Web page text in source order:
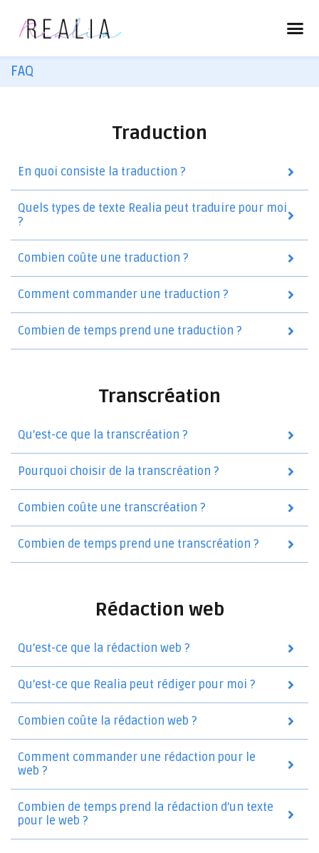
FAQ
Traduction
En quoi consiste la traduction ?
Quels types de texte Realia peut traduire pour moi
?
Combien coûte une traduction ?
Comment commander une traduction ?
Combien de temps prend une traduction ?
Transcréation
Qu’est-ce que la transcréation ?
Pourquoi choisir de la transcréation ?
Combien coûte une transcréation ?
Combien de temps prend une transcréation ?
Rédaction web
Qu’est-ce que la rédaction web ?
Qu’est-ce que Realia peut rédiger pour moi ?
Combien coûte la rédaction web ?
Comment commander une rédaction pour le
web ?
Combien de temps prend la rédaction d’un texte
pour le web ?